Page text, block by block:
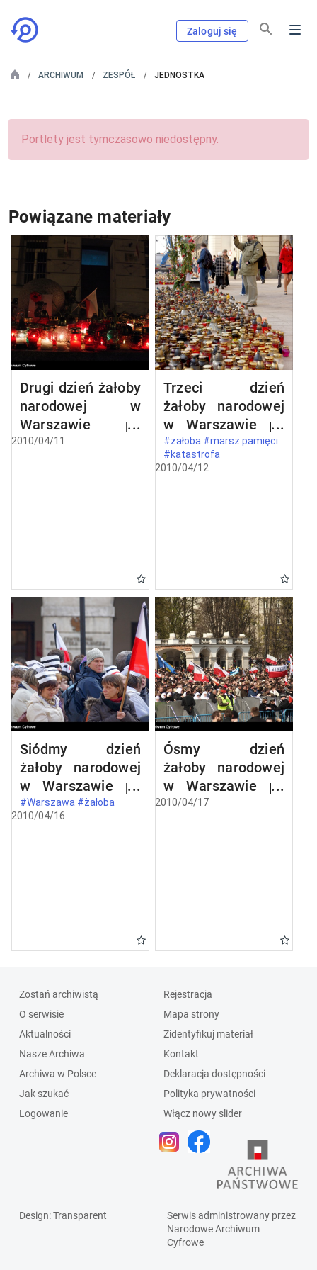
Zaloguj się
ARCHIWUM ZESPÓŁ JEDNOSTKA
Portlety jest tymczasowo niedostępny.
Powiązane materiały
Drugi dzień żałoby
narodowej w
Warszawie po
katastrofie
2010/04/11
Trzeci dzień
żałoby narodowej
w Warszawie po
katastrofie
lotniczej w
#żałoba #marsz pamięci
#katastrofa
2010/04/12
Siódmy dzień
żałoby narodowej
w Warszawie po
katastrofie
lotniczej w
#Warszawa #żałoba
2010/04/16
Ósmy dzień
żałoby narodowej
w Warszawie po
katastrofie
2010/04/17
Zostań archiwistą
O serwisie
Aktualności
Nasze Archiwa
Archiwa w Polsce
Jak szukać
Logowanie
Rejestracja
Mapa strony
Zidentyfikuj materiał
Kontakt
Deklaracja dostępności
Polityka prywatności
Włącz nowy slider
Design: Transparent
Serwis administrowany przez
Narodowe Archiwum
Cyfrowe